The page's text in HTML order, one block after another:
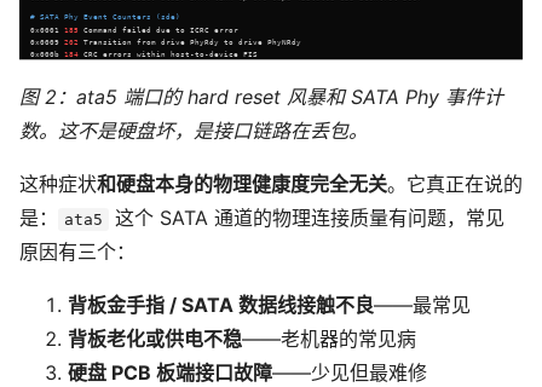
图 2：ata5 端口的 hard reset 风暴和 SATA Phy 事件计
数。这不是硬盘坏，是接口链路在丢包。
这种症状和硬盘本身的物理健康度完全无关。它真正在说的
是：
ata5
这个 SATA 通道的物理连接质量有问题，常见
原因有三个：
背板金手指 / SATA 数据线接触不良——最常见
背板老化或供电不稳——老机器的常见病
硬盘 PCB 板端接口故障——少见但最难修